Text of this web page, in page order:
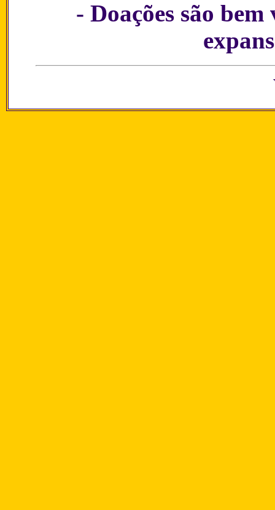
- Doações são